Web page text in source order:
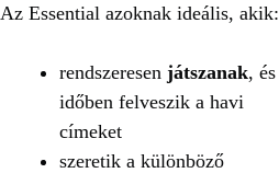
Az Essential azoknak ideális, akik:
rendszeresen játszanak, és
időben felveszik a havi
címeket
szeretik a különböző